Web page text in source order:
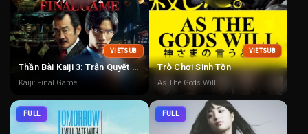
VIETSUB
Thần Bài Kaiji 3: Trận Quyết Tử
Kaiji: Final Game
VIETSUB
Trò Chơi Sinh Tồn
As The Gods Will
FULL FULL